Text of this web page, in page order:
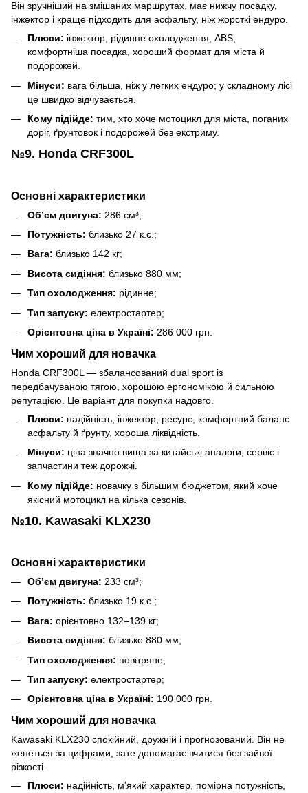
Він зручніший на змішаних маршрутах, має нижчу посадку,
інжектор і краще підходить для асфальту, ніж жорсткі ендуро.
Плюси: інжектор, рідинне охолодження, ABS,
комфортніша посадка, хороший формат для міста й
подорожей.
Мінуси: вага більша, ніж у легких ендуро; у складному лісі
це швидко відчувається.
Кому підійде: тим, хто хоче мотоцикл для міста, поганих
доріг, ґрунтовок і подорожей без екстриму.
№9. Honda CRF300L
Основні характеристики
Об’єм двигуна: 286 см³;
Потужність: близько 27 к.с.;
Вага: близько 142 кг;
Висота сидіння: близько 880 мм;
Тип охолодження: рідинне;
Тип запуску: електростартер;
Орієнтовна ціна в Україні: 286 000 грн.
Чим хороший для новачка
Honda CRF300L — збалансований dual sport із
передбачуваною тягою, хорошою ергономікою й сильною
репутацією. Це варіант для покупки надовго.
Плюси: надійність, інжектор, ресурс, комфортний баланс
асфальту й ґрунту, хороша ліквідність.
Мінуси: ціна значно вища за китайські аналоги; сервіс і
запчастини теж дорожчі.
Кому підійде: новачку з більшим бюджетом, який хоче
якісний мотоцикл на кілька сезонів.
№10. Kawasaki KLX230
Основні характеристики
Об’єм двигуна: 233 см³;
Потужність: близько 19 к.с.;
Вага: орієнтовно 132–139 кг;
Висота сидіння: близько 880 мм;
Тип охолодження: повітряне;
Тип запуску: електростартер;
Орієнтовна ціна в Україні: 190 000 грн.
Чим хороший для новачка
Kawasaki KLX230 спокійний, дружній і прогнозований. Він не
женеться за цифрами, зате допомагає вчитися без зайвої
різкості.
Плюси: надійність, м’який характер, помірна потужність,